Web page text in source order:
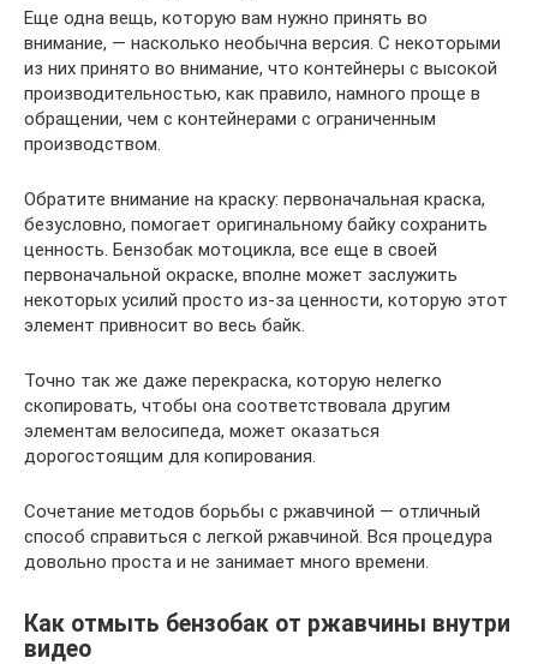
Еще одна вещь, которую вам нужно принять во
внимание, — насколько необычна версия. С некоторыми
из них принято во внимание, что контейнеры с высокой
производительностью, как правило, намного проще в
обращении, чем с контейнерами с ограниченным
производством.
Обратите внимание на краску: первоначальная краска,
безусловно, помогает оригинальному байку сохранить
ценность. Бензобак мотоцикла, все еще в своей
первоначальной окраске, вполне может заслужить
некоторых усилий просто из-за ценности, которую этот
элемент привносит во весь байк.
Точно так же даже перекраска, которую нелегко
скопировать, чтобы она соответствовала другим
элементам велосипеда, может оказаться
дорогостоящим для копирования.
Сочетание методов борьбы с ржавчиной — отличный
способ справиться с легкой ржавчиной. Вся процедура
довольно проста и не занимает много времени.
Как отмыть бензобак от ржавчины внутри
видео